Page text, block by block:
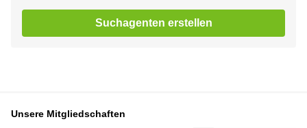
Suchagenten erstellen
Unsere Mitgliedschaften